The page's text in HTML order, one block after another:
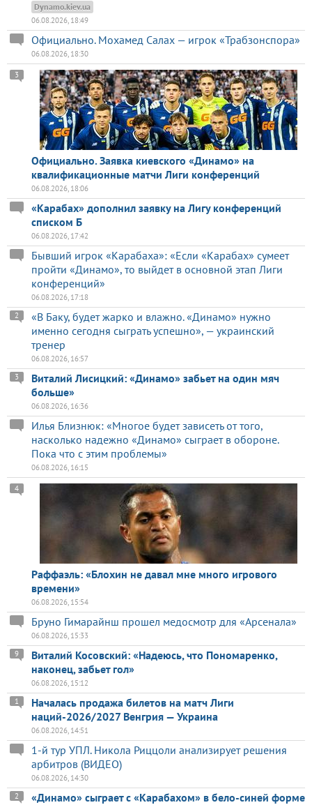
Dynamo.kiev.ua
06.08.2026, 18:49
Официально. Мохамед Салах — игрок «Трабзонспора»
06.08.2026, 18:30
Официально. Заявка киевского «Динамо» на
квалификационные матчи Лиги конференций
3
06.08.2026, 18:06
«Карабах» дополнил заявку на Лигу конференций
списком Б
06.08.2026, 17:42
Бывший игрок «Карабаха»: «Если «Карабах» сумеет
пройти «Динамо», то выйдет в основной этап Лиги
конференций»
06.08.2026, 17:18
«В Баку, будет жарко и влажно. «Динамо» нужно
именно сегодня сыграть успешно», — украинский
тренер
2
06.08.2026, 16:57
Виталий Лисицкий: «Динамо» забьет на один мяч
больше»
3
06.08.2026, 16:36
Илья Близнюк: «Многое будет зависеть от того,
насколько надежно «Динамо» сыграет в обороне.
Пока что с этим проблемы»
06.08.2026, 16:15
Раффаэль: «Блохин не давал мне много игрового
времени»
4
06.08.2026, 15:54
Бруно Гимарайнш прошел медосмотр для «Арсенала»
06.08.2026, 15:33
Виталий Косовский: «Надеюсь, что Пономаренко,
наконец, забьет гол»
9
06.08.2026, 15:12
Началась продажа билетов на матч Лиги
наций-2026/2027 Венгрия — Украина
1
06.08.2026, 14:51
1-й тур УПЛ. Никола Риццоли анализирует решения
арбитров (ВИДЕО)
06.08.2026, 14:30
«Динамо» сыграет с «Карабахом» в бело-синей форме
2